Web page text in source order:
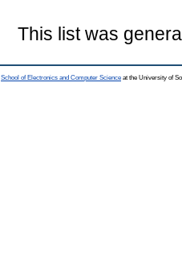
This list was
School of Electronics and Computer Science at the University of